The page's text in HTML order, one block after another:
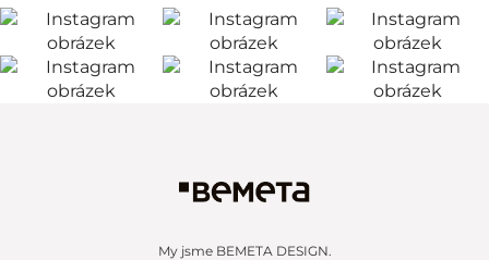
My jsme BEMETA DESIGN.